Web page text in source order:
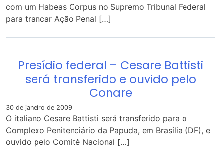
com um Habeas Corpus no Supremo Tribunal Federal
para trancar Ação Penal […]
Presídio federal – Cesare Battisti
será transferido e ouvido pelo
Conare
30 de janeiro de 2009
O italiano Cesare Battisti será transferido para o
Complexo Penitenciário da Papuda, em Brasília (DF), e
ouvido pelo Comitê Nacional […]